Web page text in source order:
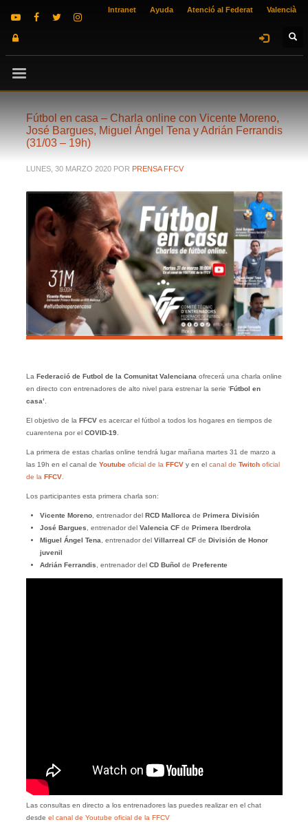
Intranet Ayuda Atenció al Federat Valencià
Fútbol en casa – Charla online con Vicente Moreno,
José Bargues, Miguel Ángel Tena y Adrián Ferrandis
(31/03 – 19h)
LUNES, 30 MARZO 2020 POR PRENSA FFCV
La Federació de Futbol de la Comunitat Valenciana ofrecerá una charla online
en directo con entrenadores de alto nivel para estrenar la serie ‘Fútbol en
casa’
El objetivo de la FFCVes acercar el fútbol a todos los hogares en tiempos de
cuarentena por elCOVID-19.
La primera de estas charlas online tendrá lugar mañana martes 31 de marzo a
las 19h en el canal de Youtubeoficial de la FFCVy en el canal de Twitchoficial
de la FFCV.
Los participantes esta primera charla son:
Vicente Moreno, entrenador del RCD Mallorca de Primera División
José Bargues , entrenador del Valencia CFde Primera Iberdrola
Miguel Ángel Tena , entrenador del Villarreal CF de División de Honor
juvenil
Adrián Ferrandis , entrenador del CD Buñol de Preferente
Las consultas en directo a los entrenadores las puedes realizar en el chat
desde el canal de Youtube oficial de la FFCV